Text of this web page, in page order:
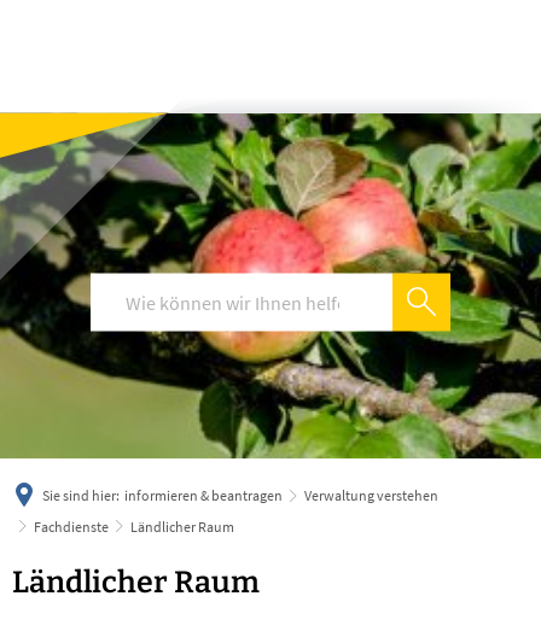
deutsch
Sie sind hier: informieren & beantragen
Verwaltung verstehen
Fachdienste
Ländlicher Raum
Ländlicher
Ländlicher Raum